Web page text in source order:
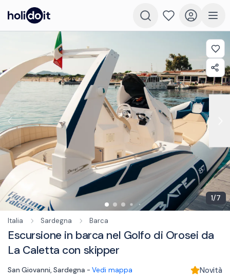
1/7
Italia Sardegna Barca
Escursione in barca nel Golfo di Orosei da
La Caletta con skipper
San Giovanni, Sardegna - Vedi mappa Novità